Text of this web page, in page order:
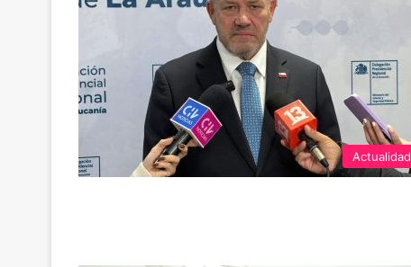
Actualidad